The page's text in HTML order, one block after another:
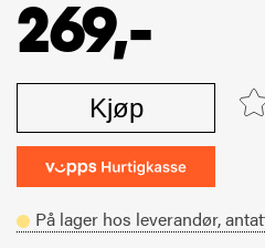
269,-
Kjøp
På lager hos leverandør,